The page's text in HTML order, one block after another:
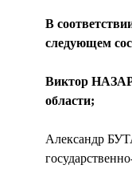
В
следующем
Виктор
области;
Александр